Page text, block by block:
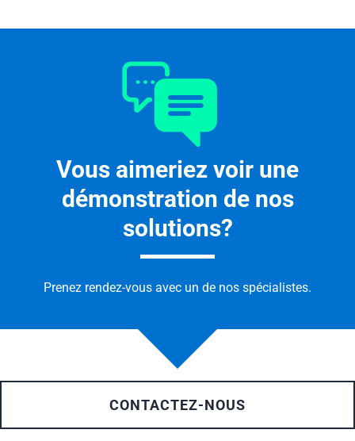
Vous aimeriez voir une
démonstration de nos
solutions?
Prenez rendez-vous avec un de nos spécialistes.
CONTACTEZ-NOUS